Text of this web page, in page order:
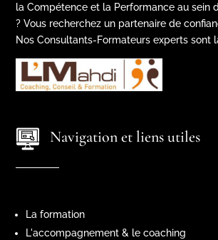
la Compétence et la Performance au sein
? Vous recherchez un partenaire de
Nos Consultants-Formateurs experts sont
Navigation et liens utiles
La formation
L'accompagnement & le coaching